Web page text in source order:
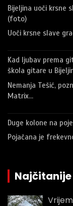
Bijeljina uoči krsne
(foto)
Uoči krsne slave
Kad ljubav prema
škola gitare u
Nemanja Tešić,
Matrix…
Duge kolone na
Pojačana je